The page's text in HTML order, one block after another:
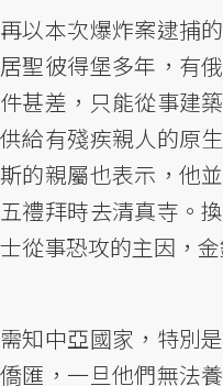
再以本次爆炸案逮捕
居聖彼得堡多年，有
件甚差，只能從事建
供給有殘疾親人的原
斯的親屬也表示，他
五禮拜時去清真寺。
士從事恐攻的主因，金
需知中亞國家，特別
僑匯，一旦他們無法